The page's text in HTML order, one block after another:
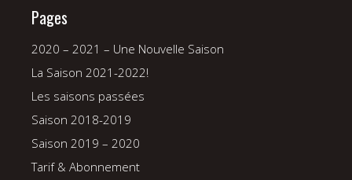
Pages
2020 – 2021 – Une Nouvelle Saison
La Saison 2021-2022!
Les saisons passées
Saison 2018-2019
Saison 2019 – 2020
Tarif & Abonnement